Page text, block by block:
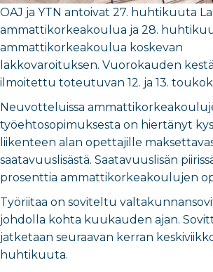
OAJ ja YTN antoivat 27. huhtikuuta
ammattikorkeakoulua ja 28.
ammattikorkeakoulua koskevan
lakkovaroituksen. Vuorokauden
ilmoitettu toteutuvan 12. ja 13.
Neuvotteluissa
työehtosopimuksesta on hiertänyt
liikenteen alan opettajille
saatavuuslisästä. Saatavuuslisän
prosenttia ammattikorkeakoulujen
Työriitaa on soviteltu
johdolla kohta kuukauden ajan.
jatketaan seuraavan kerran
huhtikuuta.